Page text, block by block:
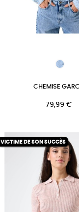
CHEMISE
Prix
79,99 €
VICTIME DE SON SUCCÈS